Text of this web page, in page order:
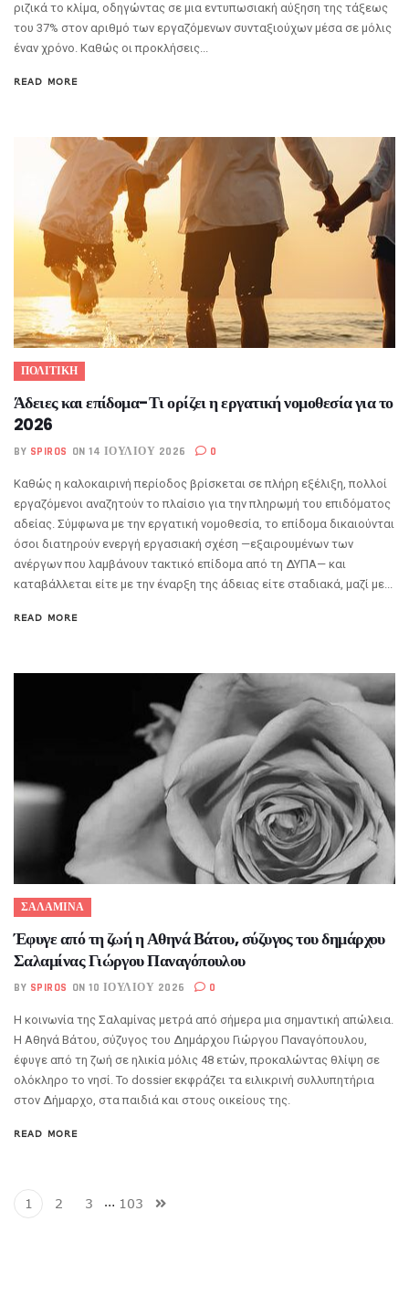
ριζικά το κλίμα, οδηγώντας σε μια εντυπωσιακή αύξηση της τάξεως
του 37% στον αριθμό των εργαζόμενων συνταξιούχων μέσα σε μόλις
έναν χρόνο. Καθώς οι προκλήσεις...
READ MORE
ΠΟΛΙΤΙΚΗ
Άδειες και επίδομα-Τι ορίζει η εργατική νομοθεσία για το
2026
BY SPIROS ON 14 ΙΟΥΛΊΟΥ 2026 0
Καθώς η καλοκαιρινή περίοδος βρίσκεται σε πλήρη εξέλιξη, πολλοί
εργαζόμενοι αναζητούν το πλαίσιο για την πληρωμή του επιδόματος
αδείας. Σύμφωνα με την εργατική νομοθεσία, το επίδομα δικαιούνται
όσοι διατηρούν ενεργή εργασιακή σχέση —εξαιρουμένων των
ανέργων που λαμβάνουν τακτικό επίδομα από τη ΔΥΠΑ— και
καταβάλλεται είτε με την έναρξη της άδειας είτε σταδιακά, μαζί με...
READ MORE
ΣΑΛΑΜΙΝΑ
Έφυγε από τη ζωή η Αθηνά Βάτου, σύζυγος του δημάρχου
Σαλαμίνας Γιώργου Παναγόπουλου
BY SPIROS ON 10 ΙΟΥΛΊΟΥ 2026 0
Η κοινωνία της Σαλαμίνας μετρά από σήμερα μια σημαντική απώλεια.
Η Αθηνά Βάτου, σύζυγος του Δημάρχου Γιώργου Παναγόπουλου,
έφυγε από τη ζωή σε ηλικία μόλις 48 ετών, προκαλώντας θλίψη σε
ολόκληρο το νησί. Το dossier εκφράζει τα ειλικρινή συλλυπητήρια
στον Δήμαρχο, στα παιδιά και στους οικείους της.
READ MORE
1 2 3 … 103